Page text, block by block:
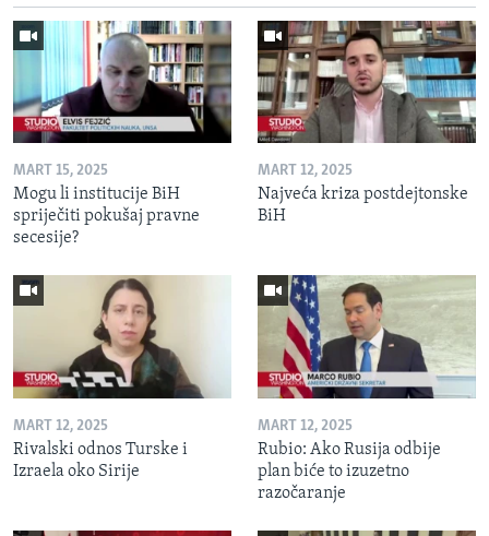
MART 15, 2025
Mogu li institucije BiH
spriječiti pokušaj pravne
secesije?
MART 12, 2025
Najveća kriza postdejtonske
BiH
MART 12, 2025
Rivalski odnos Turske i
Izraela oko Sirije
MART 12, 2025
Rubio: Ako Rusija odbije
plan biće to izuzetno
razočaranje